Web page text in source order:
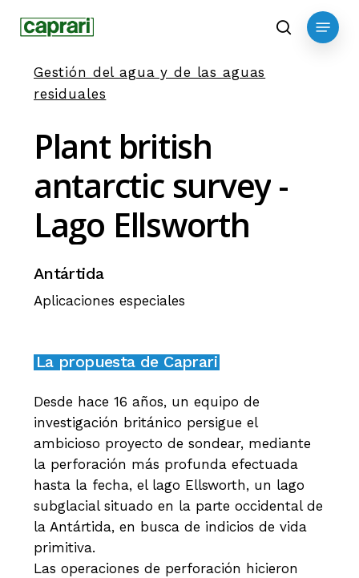
content
search
Menu
Gestión del agua y de las aguas
residuales
Plant british
antarctic survey-
Lago Ellsworth
Antártida
Aplicaciones especiales
La propuesta de Caprari
Desde hace 16 años, un equipo de
investigación británico persigue el
ambicioso proyecto de sondear, mediante
la perforación más profunda efectuada
hasta la fecha, el lago Ellsworth, un lago
subglacial situado en la parte occidental de
la Antártida, en busca de indicios de vida
primitiva.
Las operaciones de perforación hicieron